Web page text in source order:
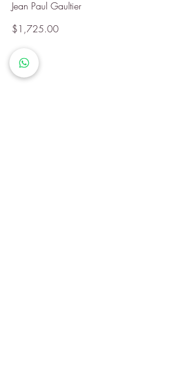
Jean Paul Gaultier
Precio
$1,725.00